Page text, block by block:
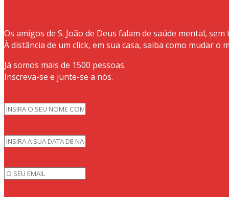
Os amigos de S. João de Deus falam de saúde mental, sem
À distância de um click, em sua casa, saiba como mudar o
Já somos mais de 1500 pessoas.
Inscreva-se e junte-se a nós.